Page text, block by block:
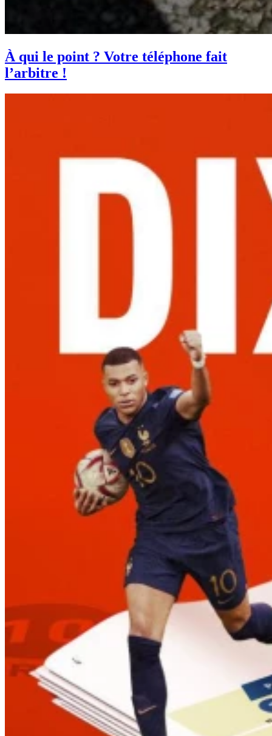
À qui le point ? Votre téléphone fait
l’arbitre !